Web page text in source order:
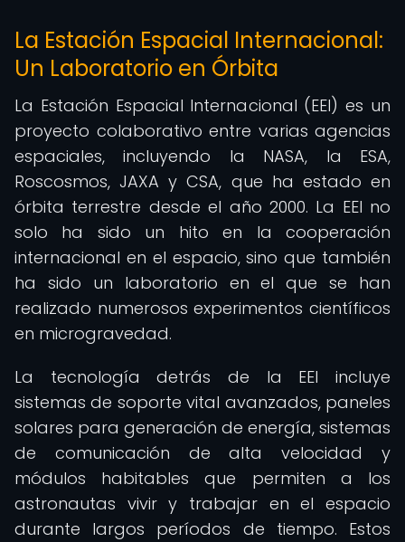
La Estación Espacial Internacional:
Un Laboratorio en Órbita
La Estación Espacial Internacional (EEI) es un
proyecto colaborativo entre varias agencias
espaciales, incluyendo la NASA, la ESA,
Roscosmos, JAXA y CSA, que ha estado en
órbita terrestre desde el año 2000. La EEI no
solo ha sido un hito en la cooperación
internacional en el espacio, sino que también
ha sido un laboratorio en el que se han
realizado numerosos experimentos científicos
en microgravedad.
La tecnología detrás de la EEI incluye
sistemas de soporte vital avanzados, paneles
solares para generación de energía, sistemas
de comunicación de alta velocidad y
módulos habitables que permiten a los
astronautas vivir y trabajar en el espacio
durante largos períodos de tiempo. Estos